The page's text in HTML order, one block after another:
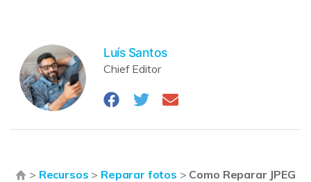
Luís Santos
Chief Editor
> Recursos > Reparar fotos > Como Reparar JPEG